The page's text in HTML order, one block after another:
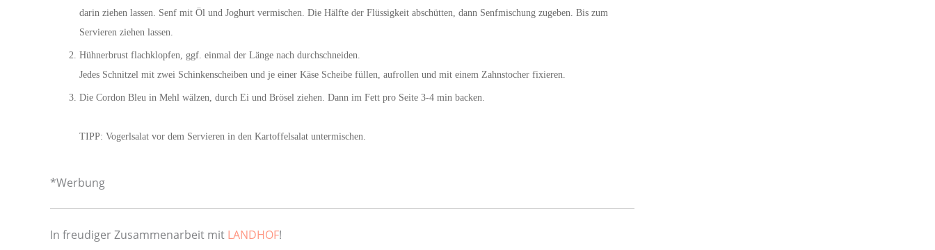
darin ziehen lassen. Senf mit Öl und Joghurt vermischen. Die Hälfte der Flüssigkeit abschütten, dann Senfmischung zugeben. Bis zum
Servieren ziehen lassen.
Hühnerbrust flachklopfen, ggf. einmal der Länge nach durchschneiden.
Jedes Schnitzel mit zwei Schinkenscheiben und je einer Käse Scheibe füllen, aufrollen und mit einem Zahnstocher fixieren.
Die Cordon Bleu in Mehl wälzen, durch Ei und Brösel ziehen. Dann im Fett pro Seite 3-4 min backen.
TIPP: Vogerlsalat vor dem Servieren in den Kartoffelsalat untermischen.
*Werbung
In freudiger Zusammenarbeit mit LANDHOF!